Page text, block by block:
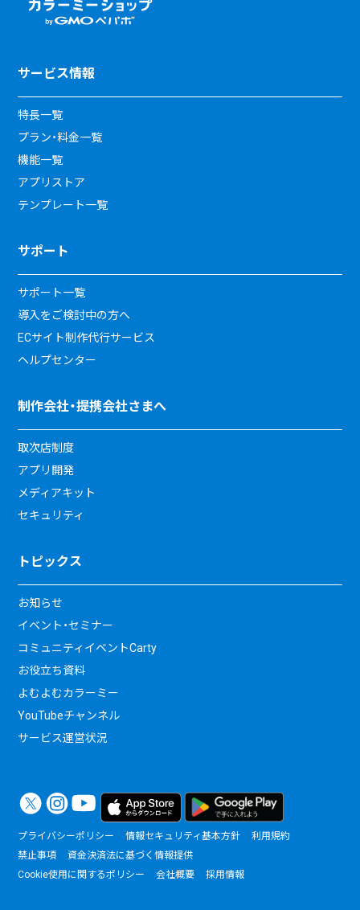
サービス情報
特長一覧
プラン・料金一覧
機能一覧
アプリストア
テンプレート一覧
サポート
サポート一覧
導入をご検討中の方へ
ECサイト制作代行サービス
ヘルプセンター
制作会社・提携会社さまへ
取次店制度
アプリ開発
メディアキット
セキュリティ
トピックス
お知らせ
イベント・セミナー
コミュニティイベントCarty
お役立ち資料
よむよむカラーミー
YouTubeチャンネル
サービス運営状況
プライバシーポリシー 情報セキュリティ基本方針
利用規約
禁止事項
資金決済法に基づく情報提供
Cookie使用に関するポリシー
会社概要 採用情報